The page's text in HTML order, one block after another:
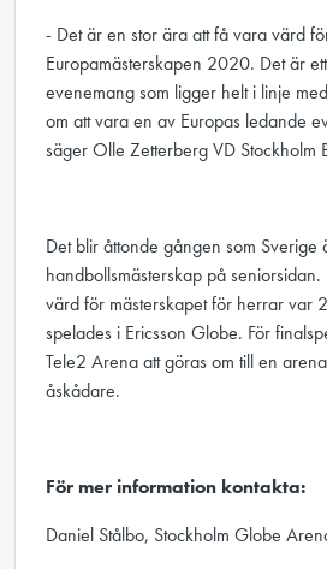
- Det är en stor ära att få vara värd
Europamästerskapen 2020. Det är
evenemang som ligger helt i linje
om att vara en av Europas ledande
säger Olle Zetterberg VD Stockholm
Det blir åttonde gången som
handbollsmästerskap på seniorsidan.
värd för mästerskapet för herrar var
spelades i Ericsson Globe. För
Tele2 Arena att göras om till en
åskådare.
För mer information kontakta:
Daniel Stålbo, Stockholm Globe